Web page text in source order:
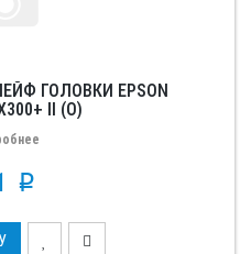
ГОЛОВКИ EPSON
II (O)
p